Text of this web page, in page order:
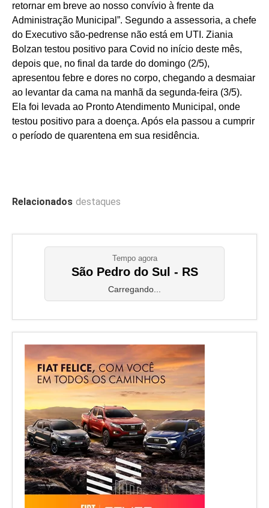
retornar em breve ao nosso convívio à frente da
Administração Municipal”. Segundo a assessoria, a chefe
do Executivo são-pedrense não está em UTI. Ziania
Bolzan testou positivo para Covid no início deste mês,
depois que, no final da tarde do domingo (2/5),
apresentou febre e dores no corpo, chegando a desmaiar
ao levantar da cama na manhã da segunda-feira (3/5).
Ela foi levada ao Pronto Atendimento Municipal, onde
testou positivo para a doença. Após ela passou a cumprir
o período de quarentena em sua residência.
Relacionados destaques
Tempo agora
São Pedro do Sul - RS
Carregando...